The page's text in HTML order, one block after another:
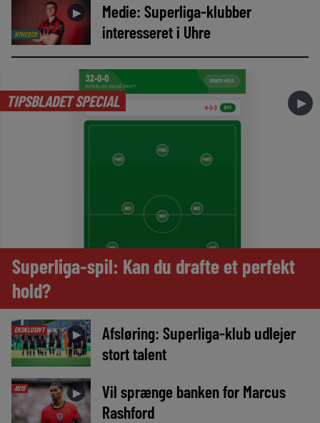
NYHEDER
►
Medie: Superliga-klubber
interesseret i Uhre
TIPSBLADET SPECIAL ►
Superliga-spil: Kan du drafte et perfekt
hold?
EKSKLUSIVT ►
Afsløring: Superliga-klub udlejer
stort talent
AVIS ►
Vil sprænge banken for Marcus
Rashford